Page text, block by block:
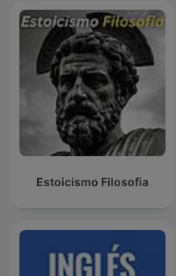
Estoicismo Filosofia